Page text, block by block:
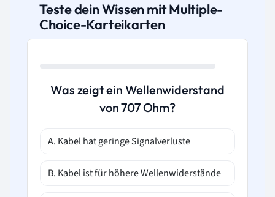
Teste dein Wissen mit Multiple-
Choice-Karteikarten
Was zeigt ein Wellenwiderstand
von 707 Ohm?
A. Kabel hat geringe Signalverluste
B. Kabel ist für höhere Wellenwiderstände